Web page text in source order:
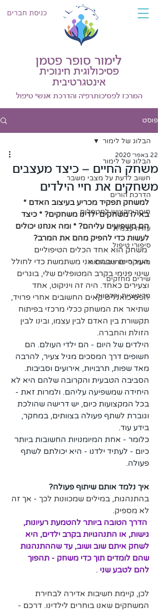
לימור סופר פטמן
פסיכולוגית חינוכית
אינטגרטיבית
המרכז לפסיכותרפיה והדרכת אנשי טיפול
כניסת חברים
פוסט
הבלוג של לימור
חשוב לדעת על מצבי משבר
הדרכת הורים
חומר מקצועי למטפלים
עזרה עצמית
סיפורי טיפול
מאגר סיפורי השראה
שירים מחזקים
מדיטציות והרפיות
הבלוג של לימור
משחק החיים – כיצד מעצבים
משחקים את חיי הילדים
22 באפר׳ 2020
למשחק תפקיד מכריע בעיצוב האדם *
באילו משחקים ילדינו משחקים? * כיצד
הם משפיעים עליהם? * ומה אנחנו יכולים
לעשות כדי להפיק מהם את המרב?
משחק הוא אחד הכלים הטיפוליים
העיקריים שבהם אני משתמשת כדי לחולל
שינוי פנימי בקרב המטופלים שלי, בוגרים
וצעירים כאחד. היה זה ויניקוט, אחד
הפסיכואנליטיקאים החשובים אחרי פרויד,
שתיאר את המשחק ככלי מרכזי בפיתוח
תקשורת בין האדם לבין עצמו, ובינו לבין
הזולת והחברה.
הילדים של היום - הם ילדי העולם. הם
חשופים דרך המסכים מגיל צעיר, להרבה
מאד שפות, תרבויות, אירועים וסביבות.
הסביבה הטבעית והקרובה שלהם היא לא
היחידה שמשפיעה עליהם. ולמרות זאת -
בכל המקצועות כיום, יש דרישה שהולכת
וגוברת לשתף פעולה בצוותים, במחקר,
בידע עוד.
כלומר - אחת המיומנויות החשובות ביותר
כיום - לעתיד ילדנו - היא יכולתם לשתף
פעולה.
איך נלמד אותם שיתוף פעולה?
בהתנהגות, במילים שמכוונות לכך - אך זה
לא מספיק.
הדרך הטובה ביותר להטמעת רעיונות,
גישות, או התנהגויות בקרב ילדים, היא
לשחק איתם שוב ושוב, עד שההתנהגות
שהם לומדים תוך כדי משחק - תהפוך
להם לטבע שני .
לכן, קיימת חשיבות אדירה לבחירת
המשחקים שאנו בוחרים לילדינו. דרכם -